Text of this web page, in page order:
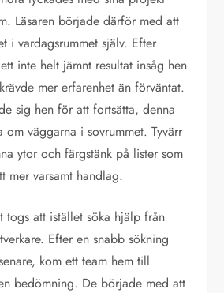
Läsaren började därför med att
i vardagsrummet själv. Efter
inte helt jämnt resultat insåg hen
mer erfarenhet än förväntat.
sig hen för att fortsätta, denna
väggarna i sovrummet. Tyvärr
ytor och färgstänk på lister som
mer varsamt handlag.
togs att istället söka hjälp från
Efter en snabb sökning
kom ett team hem till
bedömning. De började med att